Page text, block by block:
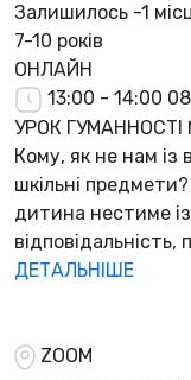
Залишилось -1
7-10 років
ОНЛАЙН
13:00 - 14:00
УРОК
Кому, як не нам
шкільні
дитина нестиме
відповідальність,
ДЕТАЛЬНІШЕ
ZOOM